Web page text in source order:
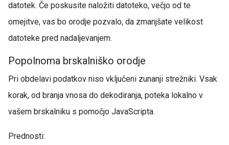
datotek. Če poskusite naložiti datoteko, večjo od te
omejitve, vas bo orodje pozvalo, da zmanjšate velikost
datoteke pred nadaljevanjem.
Popolnoma brskalniško orodje
Pri obdelavi podatkov niso vključeni zunanji strežniki. Vsak
korak, od branja vnosa do dekodiranja, poteka lokalno v
vašem brskalniku s pomočjo JavaScripta.
Prednosti: